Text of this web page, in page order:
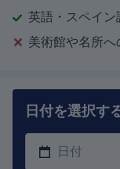
英語・スペイン
美術館や名所へ
日付を選択す